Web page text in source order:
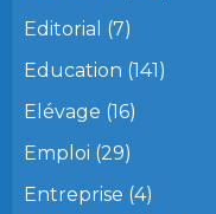
Editorial (7)
Education (141)
Elévage (16)
Emploi (29)
Entreprise (4)